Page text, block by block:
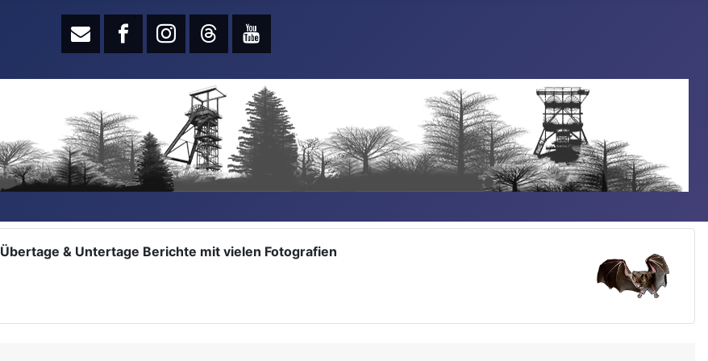
Übertage & Untertage Berichte mit vielen Fotografien